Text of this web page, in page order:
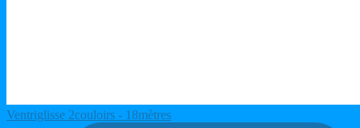
Ventriglisse 2couloirs - 18mètres